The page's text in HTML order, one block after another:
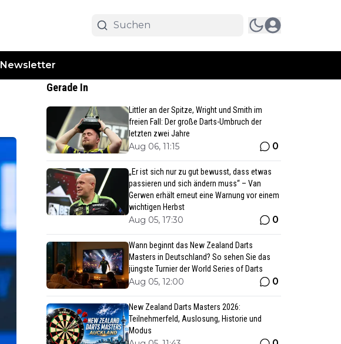
Newsletter
Gerade In
Littler an der Spitze, Wright und Smith im
freien Fall: Der große Darts-Umbruch der
letzten zwei Jahre
Aug 06, 11:15 0
„Er ist sich nur zu gut bewusst, dass etwas
passieren und sich ändern muss“ – Van
Gerwen erhält erneut eine Warnung vor einem
wichtigen Herbst
Aug 05, 17:30 0
Wann beginnt das New Zealand Darts
Masters in Deutschland? So sehen Sie das
jüngste Turnier der World Series of Darts
Aug 05, 12:00 0
New Zealand Darts Masters 2026:
Teilnehmerfeld, Auslosung, Historie und
Modus